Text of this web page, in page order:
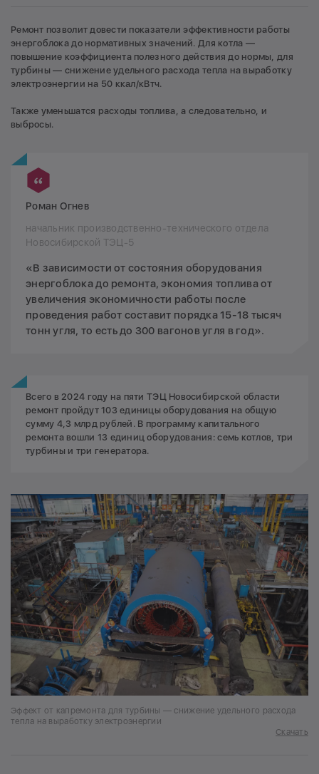
Ремонт позволит довести показатели эффективности работы
энергоблока до нормативных значений. Для котла —
повышение коэффициента полезного действия до нормы, для
турбины — снижение удельного расхода тепла на выработку
электроэнергии на 50 ккал/кВтч.
Также уменьшатся расходы топлива, а следовательно, и
выбросы.
Роман Огнев
начальник производственно-технического отдела
Новосибирской ТЭЦ-5
«В зависимости от состояния оборудования
энергоблока до ремонта, экономия топлива от
увеличения экономичности работы после
проведения работ составит порядка 15-18 тысяч
тонн угля, то есть до 300 вагонов угля в год».
Всего в 2024 году на пяти ТЭЦ Новосибирской области
ремонт пройдут 103 единицы оборудования на общую
сумму 4,3 млрд рублей. В программу капитального
ремонта вошли 13 единиц оборудования: семь котлов, три
турбины и три генератора.
Эффект от капремонта для турбины — снижение удельного расхода
тепла на выработку электроэнергии
Скачать